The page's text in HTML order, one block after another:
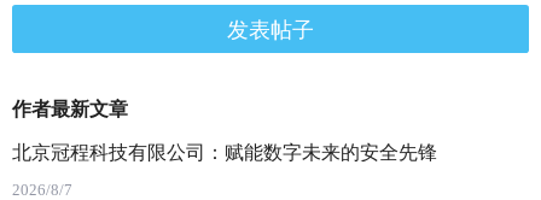
发表帖子
作者最新文章
北京冠程科技有限公司：赋能数字未来的安全先锋
2026/8/7